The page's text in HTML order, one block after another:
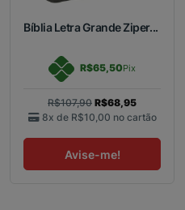
Bíblia Letra Grande Ziper...
R$65,50Pix
R$107,90 R$68,95
8x de R$10,00 no cartão
Avise-me!